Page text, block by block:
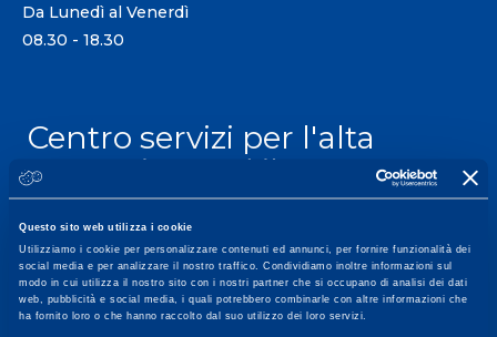
Questo sito web utilizza i cookie
Utilizziamo i cookie per personalizzare contenuti ed annunci, per fornire funzionalità dei
social media e per analizzare il nostro traffico. Condividiamo inoltre informazioni sul
modo in cui utilizza il nostro sito con i nostri partner che si occupano di analisi dei dati
web, pubblicità e social media, i quali potrebbero combinarle con altre informazioni che
ha fornito loro o che hanno raccolto dal suo utilizzo dei loro servizi.
Da Lunedì al Venerdì
08.30 - 18.30
Centro servizi per l'alta
prestazione ed il
wellness.
Maggiori informazioni
Servizi